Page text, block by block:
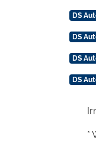
DS
DS
DS
DS
*